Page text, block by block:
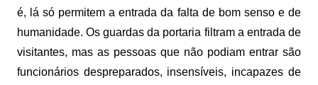
é, lá só permitem a entrada da falta de bom senso e de
humanidade. Os guardas da portaria filtram a entrada de
visitantes, mas as pessoas que não podiam entrar são
funcionários despreparados, insensíveis, incapazes de